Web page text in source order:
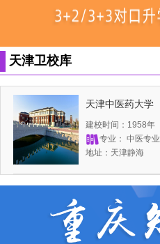
天津卫校库
天津中医药大学
建校时间：1958年
专业： 中医专业
地址：天津静海